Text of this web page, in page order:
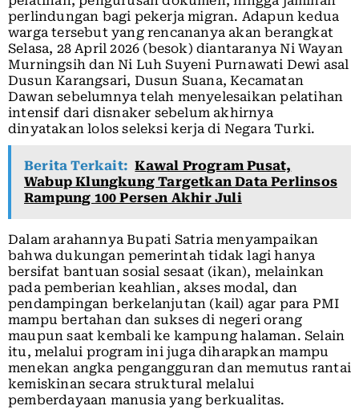
perlindungan bagi pekerja migran. Adapun kedua
warga tersebut yang rencananya akan berangkat
Selasa, 28 April 2026 (besok) diantaranya Ni Wayan
Murningsih dan Ni Luh Suyeni Purnawati Dewi asal
Dusun Karangsari, Dusun Suana, Kecamatan
Dawan sebelumnya telah menyelesaikan pelatihan
intensif dari disnaker sebelum akhirnya
dinyatakan lolos seleksi kerja di Negara Turki.
Berita Terkait: Kawal Program Pusat,
Wabup Klungkung Targetkan Data Perlinsos
Rampung 100 Persen Akhir Juli
Dalam arahannya Bupati Satria menyampaikan
bahwa dukungan pemerintah tidak lagi hanya
bersifat bantuan sosial sesaat (ikan), melainkan
pada pemberian keahlian, akses modal, dan
pendampingan berkelanjutan (kail) agar para PMI
mampu bertahan dan sukses di negeri orang
maupun saat kembali ke kampung halaman. Selain
itu, melalui program ini juga diharapkan mampu
menekan angka pengangguran dan memutus rantai
kemiskinan secara struktural melalui
pemberdayaan manusia yang berkualitas.